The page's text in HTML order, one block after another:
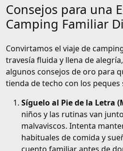
Consejos para una
Camping Familiar
Convirtamos el viaje de
travesía fluida y llena de
algunos consejos de oro para
tienda de techo con los peques
Síguelo al Pie de la Letra
niños y las rutinas van
malvaviscos. Intenta
habituales de comida y
cuento familiar antes de